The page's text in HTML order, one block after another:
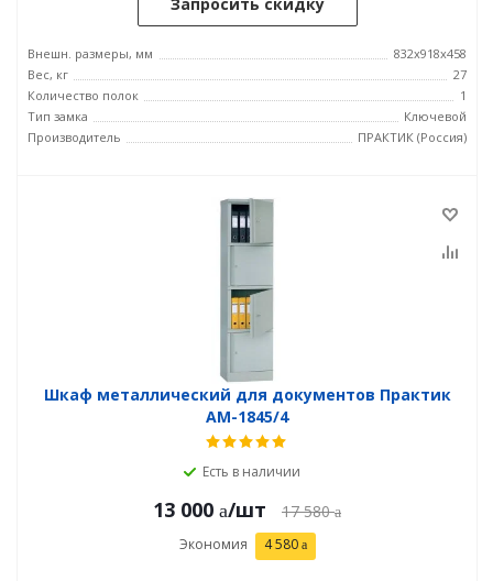
Внешн. размеры, мм
832x918x458
Вес, кг
27
Количество полок
1
Тип замка
Ключевой
Производитель
ПРАКТИК (Россия)
Шкаф металлический для документов Практик
AM-1845/4
Есть в наличии
13 000 /шт 17 580
Экономия 4 580